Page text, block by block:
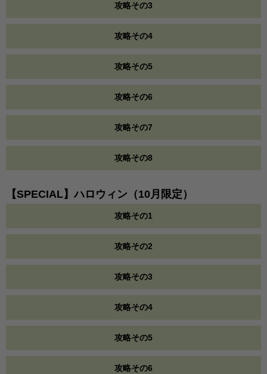
攻略その3
攻略その4
攻略その5
攻略その6
攻略その7
攻略その8
【SPECIAL】ハロウィン（10月限定）
攻略その1
攻略その2
攻略その3
攻略その4
攻略その5
攻略その6